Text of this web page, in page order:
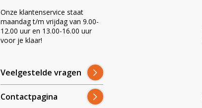
Onze klantenservice staat
maandag t/m vrijdag van 9.00-
12.00 uur en 13.00-16.00 uur
voor je klaar!
Veelgestelde vragen
Contactpagina